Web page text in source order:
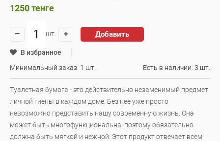
1250тенге
шт. Добавить
В избранное
Минимальный заказ: 1 шт.
Есть в наличии: 3 шт.
Туалетная бумага - это действительно незаменимый предмет
личной гиены в каждом доме. Без нее уже просто
невозможно представить нашу современную жизнь. Она
может быть многофункциональна, поэтому обязательно
должна быть мягкой и нежной. Этот продукт отвечает всем